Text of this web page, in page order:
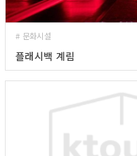
# 문화시설
플래시백 계림